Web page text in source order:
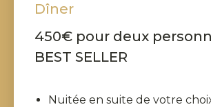
Dîner
450€ pour deux
BEST SELLER
Nuitée en suite de votre